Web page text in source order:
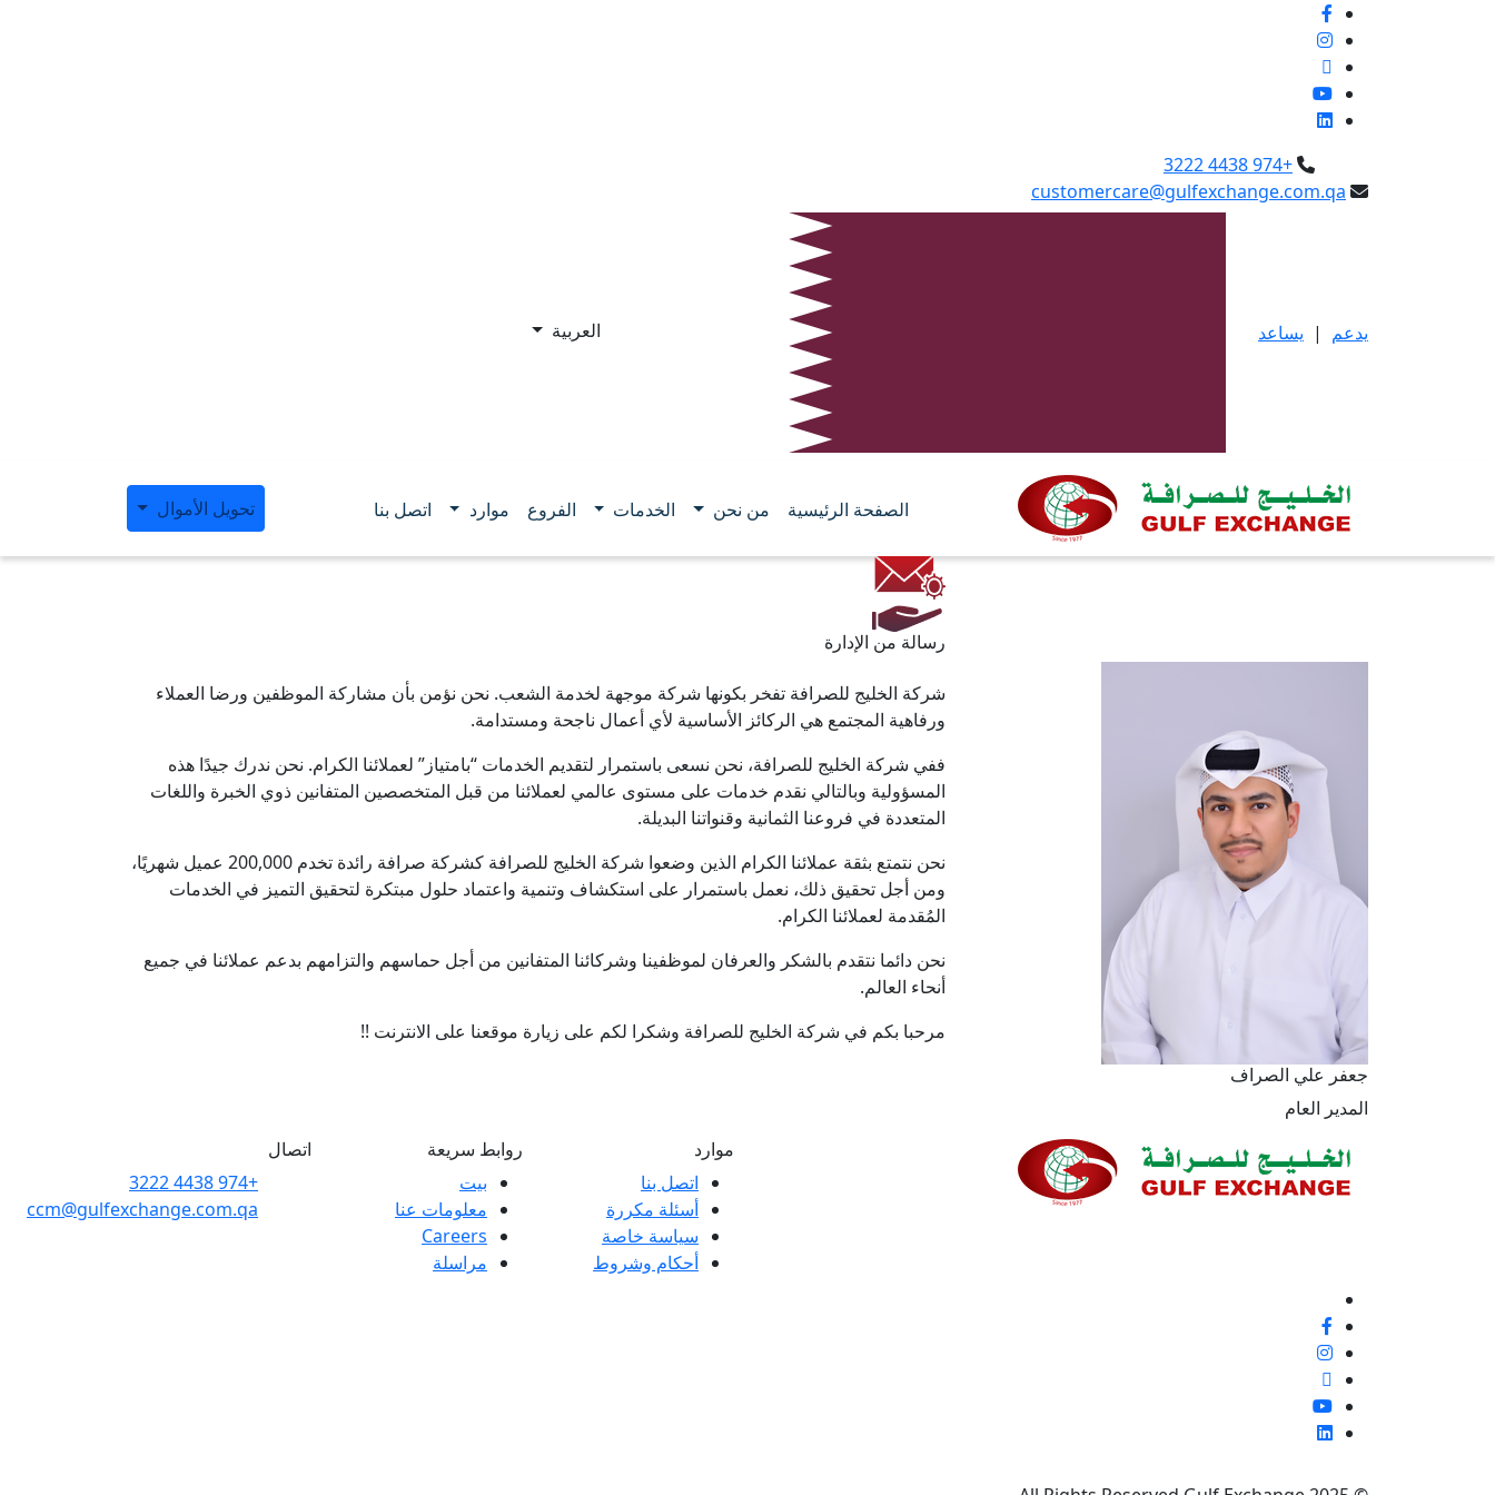
+974 4438 3222
customercare@gulfexchange.com.qa
يدعم | يساعد العربية
الصفحة الرئيسية من نحن الخدمات الفروع موارد اتصل بنا تحويل الأموال
رسالة من الإدارة
جعفر علي الصراف
المدير العام
شركة الخليج للصرافة تفخر بكونها شركة موجهة لخدمة الشعب. نحن نؤمن بأن مشاركة الموظفين ورضا العملاء
ورفاهية المجتمع هي الركائز الأساسية لأي أعمال ناجحة ومستدامة.
ففي شركة الخليج للصرافة، نحن نسعى باستمرار لتقديم الخدمات “بامتياز” لعملائنا الكرام. نحن ندرك جيدًا هذه
المسؤولية وبالتالي نقدم خدمات على مستوى عالمي لعملائنا من قبل المتخصصين المتفانين ذوي الخبرة واللغات
المتعددة في فروعنا الثمانية وقنواتنا البديلة.
نحن نتمتع بثقة عملائنا الكرام الذين وضعوا شركة الخليج للصرافة كشركة صرافة رائدة تخدم 200,000 عميل شهريًا،
ومن أجل تحقيق ذلك، نعمل باستمرار على استكشاف وتنمية واعتماد حلول مبتكرة لتحقيق التميز في الخدمات
المُقدمة لعملائنا الكرام.
نحن دائما نتقدم بالشكر والعرفان لموظفينا وشركائنا المتفانين من أجل حماسهم والتزامهم بدعم عملائنا في جميع
أنحاء العالم.
مرحبا بكم في شركة الخليج للصرافة وشكرا لكم على زيارة موقعنا على الانترنت !!
موارد
اتصل بنا
أسئلة مكررة
سياسة خاصة
أحكام وشروط
روابط سريعة
بيت
معلومات عنا
Careers
مراسلة
اتصال
+974 4438 3222
ccm@gulfexchange.com.qa